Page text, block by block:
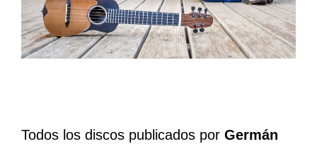
Todos los discos publicados por Germán